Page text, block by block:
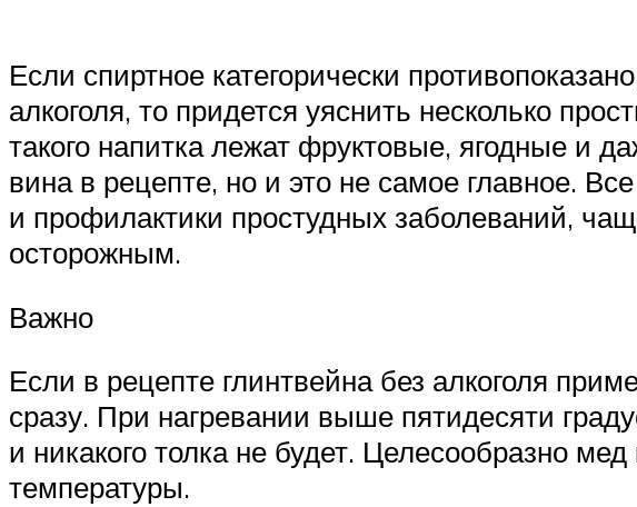
Если спиртное категорически
алкоголя, то придется уяснить несколько
такого напитка лежат фруктовые, ягодные и
вина в рецепте, но и это не самое главное.
и профилактики простудных заболеваний,
осторожным.
Важно
Если в рецепте глинтвейна без алкоголя
сразу. При нагревании выше пятидесяти
и никакого толка не будет. Целесообразно
температуры.